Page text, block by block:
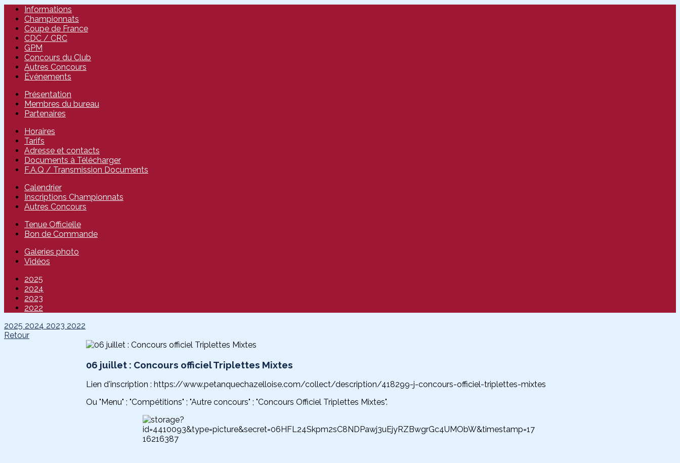
Informations
Championnats
Coupe de France
CDC / CRC
GPM
Concours du Club
Autres Concours
Événements
Présentation
Membres du bureau
Partenaires
Horaires
Tarifs
Adresse et contacts
Documents à Télécharger
F.A.Q / Transmission Documents
Calendrier
Inscriptions Championnats
Autres Concours
Tenue Officielle
Bon de Commande
Galeries photo
Vidéos
2025
2024
2023
2022
2025 2024 2023 2022
Retour
06 juillet : Concours officiel Triplettes Mixtes
Lien d'inscription : https://www.petanquechazelloise.com/collect/description/418299-j-concours-officiel-triplettes-mixtes
Ou "Menu" ; "Compétitions" ; "Autre concours" ; "Concours Officiel Triplettes Mixtes".